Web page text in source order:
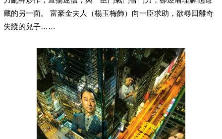
藏的另一面。 富豪金夫人（楊玉梅飾）向一臣求助，欲尋回離奇
失蹤的兒子……